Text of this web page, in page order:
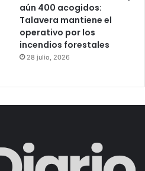
aún 400 acogidos:
Talavera mantiene el
operativo por los
incendios forestales
28 julio, 2026